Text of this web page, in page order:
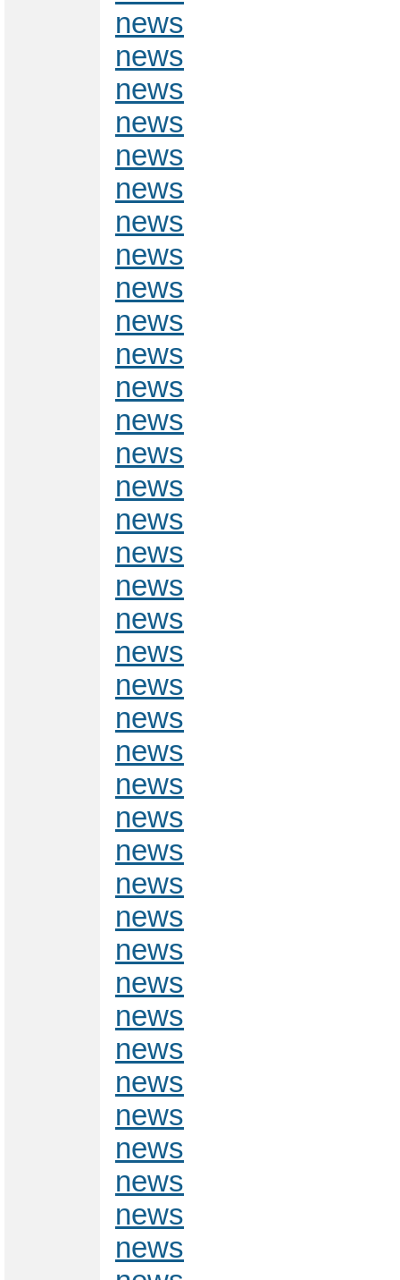
news
news
news
news
news
news
news
news
news
news
news
news
news
news
news
news
news
news
news
news
news
news
news
news
news
news
news
news
news
news
news
news
news
news
news
news
news
news